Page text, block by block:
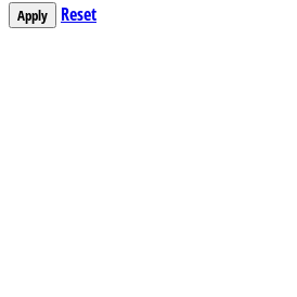
Apply Reset